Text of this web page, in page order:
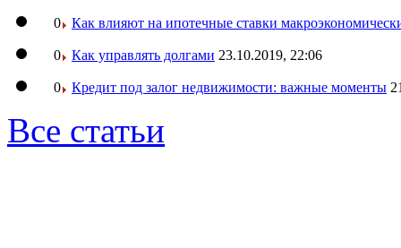
0 Как влияют на ипотечные ставки
0 Как управлять долгами 23.10.2019, 22:06
0 Кредит под залог недвижимости: важные моменты
Все статьи